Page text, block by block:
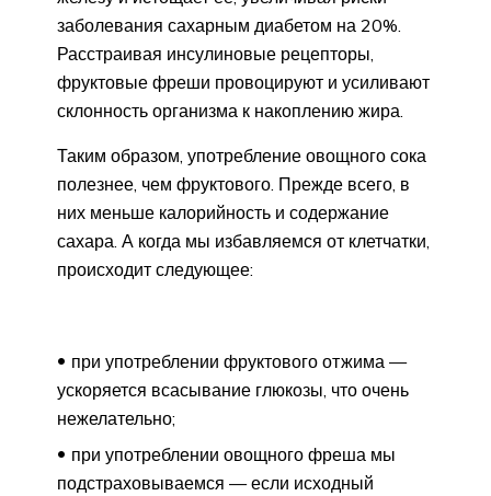
заболевания сахарным диабетом на 20%.
Расстраивая инсулиновые рецепторы,
фруктовые фреши провоцируют и усиливают
склонность организма к накоплению жира.
Таким образом, употребление овощного сока
полезнее, чем фруктового. Прежде всего, в
них меньше калорийность и содержание
сахара. А когда мы избавляемся от клетчатки,
происходит следующее:
при употреблении фруктового отжима —
ускоряется всасывание глюкозы, что очень
нежелательно;
при употреблении овощного фреша мы
подстраховываемся — если исходный